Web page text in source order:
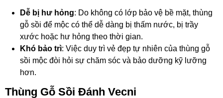
Dễ bị hư hỏng: Do không có lớp bảo vệ bề mặt, thùng
gỗ sồi để mộc có thể dễ dàng bị thấm nước, bị trầy
xước hoặc hư hỏng theo thời gian.
Khó bảo trì: Việc duy trì vẻ đẹp tự nhiên của thùng gỗ
sồi mộc đòi hỏi sự chăm sóc và bảo dưỡng kỹ lưỡng
hơn.
Thùng Gỗ Sồi Đánh Vecni